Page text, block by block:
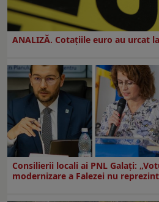
ANALIZĂ. Cotațiile euro au urcat
Consilierii locali ai PNL Galaţi:
modernizare a Falezei nu